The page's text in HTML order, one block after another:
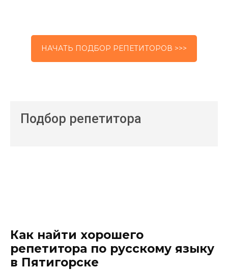
НАЧАТЬ ПОДБОР РЕПЕТИТОРОВ >>>
Подбор репетитора
Как найти хорошего
репетитора по русскому языку
в Пятигорске